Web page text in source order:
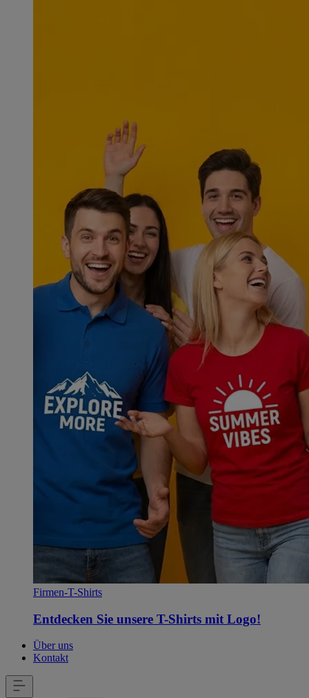
Firmen-T-Shirts
Entdecken Sie unsere T-Shirts mit Logo!
Über uns
Kontakt